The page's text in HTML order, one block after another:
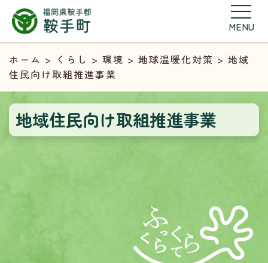
MENU
ホーム > くらし > 環境 > 地球温暖化対策 > 地域
住民向け取組推進事業
地域住民向け取組推進事業